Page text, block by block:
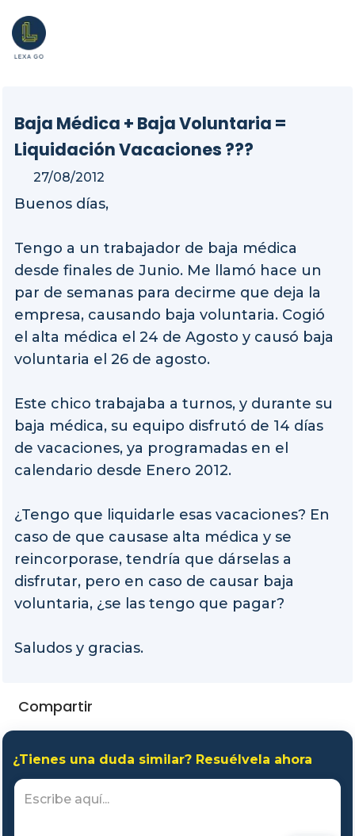
Baja Médica + Baja Voluntaria =
Liquidación Vacaciones ???
27/08/2012
Buenos días,
Tengo a un trabajador de baja médica
desde finales de Junio. Me llamó hace un
par de semanas para decirme que deja la
empresa, causando baja voluntaria. Cogió
el alta médica el 24 de Agosto y causó baja
voluntaria el 26 de agosto.
Este chico trabajaba a turnos, y durante su
baja médica, su equipo disfrutó de 14 días
de vacaciones, ya programadas en el
calendario desde Enero 2012.
¿Tengo que liquidarle esas vacaciones? En
caso de que causase alta médica y se
reincorporase, tendría que dárselas a
disfrutar, pero en caso de causar baja
voluntaria, ¿se las tengo que pagar?
Saludos y gracias.
Compartir
¿Tienes una duda similar? Resuélvela ahora